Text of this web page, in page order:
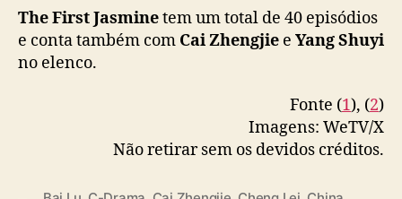
”
The First Jasminetem um total de 40 episódios
e conta também com Cai Zhengjie e Yang Shuyi
no elenco.
Fonte (1), (2)
Imagens: WeTV/X
Não retirar sem os devidos créditos.